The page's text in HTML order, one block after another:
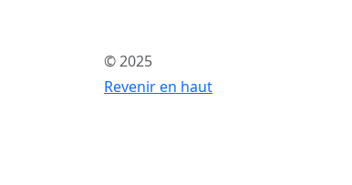
© 2025
Revenir en haut